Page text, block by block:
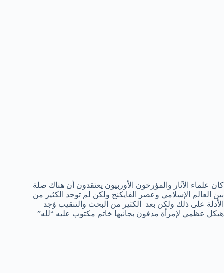
كان علماء الآثار والمؤرخون الأوربيون يعتقدون أن هناك صلة
بين العالم الإسلامي وعصر الفايكنج ولكن لم توجد الكثير من
الأدلة على ذلك ولكن بعد الكثير من البحث والتنقيب وُجد
هيكل عظمي لإمرأة مدفون بجانبها خاتم مكتوب عليه “لله”